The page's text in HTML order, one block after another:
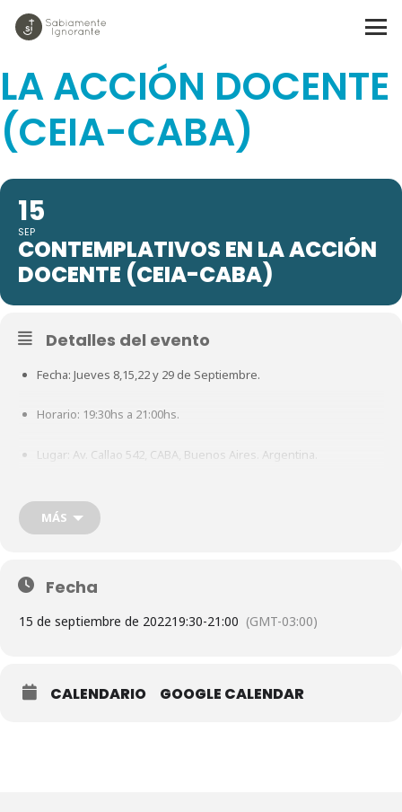
CONTEMPLATIVOS EN
LA ACCIÓN DOCENTE
(CEIA-CABA)
15
SEP
CONTEMPLATIVOS EN LA ACCIÓN
DOCENTE (CEIA-CABA)
Detalles del evento
Fecha: Jueves 8,15,22 y 29 de Septiembre.
Horario: 19:30hs a 21:00hs.
Lugar: Av. Callao 542, CABA, Buenos Aires. Argentina.
Información e inscripciones en
Gabriela Parra RJM; Ma. Belén Burgos RJM; Lic. Ricardo Moscato.
MÁS
Fecha
15 de septiembre de 202219:30-21:00 (GMT-03:00)
CALENDARIO GOOGLE CALENDAR